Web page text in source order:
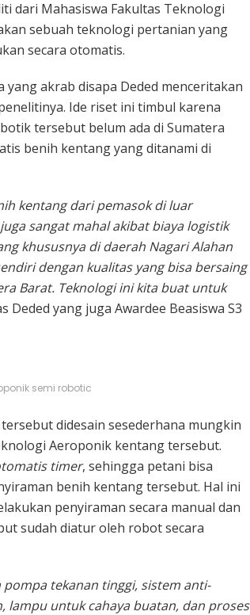
dari Mahasiswa Fakultas Teknologi
sebuah teknologi pertanian yang
secara otomatis.
yang akrab disapa Deded menceritakan
Ide riset ini timbul karena
tersebut belum ada di Sumatera
benih kentang yang ditanami di
kentang dari pemasok di luar
sangat mahal akibat biaya logistik
khususnya di daerah Nagari Alahan
dengan kualitas yang bisa bersaing
Barat. Teknologi ini kita buat untuk
Deded yang juga Awardee Beasiswa S3
semi robotic
didesain sesederhana mungkin
Aeroponik kentang tersebut.
timer, sehingga petani bisa
benih kentang tersebut. Hal ini
penyiraman secara manual dan
sudah diatur oleh robot secara
tekanan tinggi, sistem anti-
lampu untuk cahaya buatan, dan proses